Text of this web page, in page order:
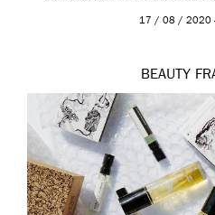
17 / 08 /
BEAUTY